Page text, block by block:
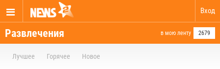
Вход
Развлечения в мою ленту 2679
Лучшее Горячее Новое